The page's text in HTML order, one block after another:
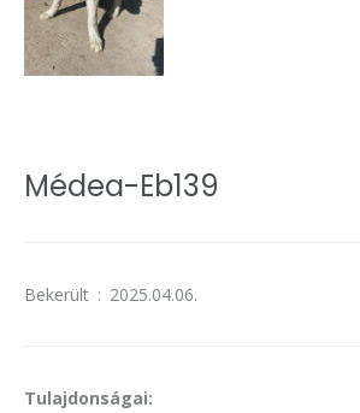
Médea-Eb139
Bekerült : 2025.04.06.
Tulajdonságai: